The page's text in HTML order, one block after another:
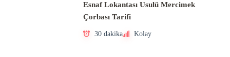
Esnaf Lokantası Usulü Mercimek
Çorbası Tarifi
30 dakika Kolay